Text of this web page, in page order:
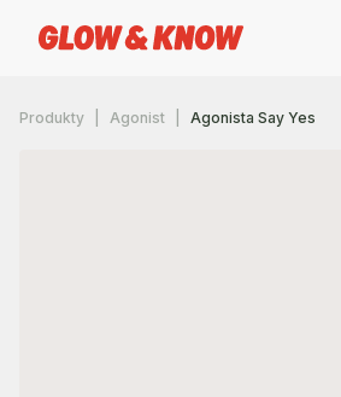
Produkty Agonist Agonista Say Yes